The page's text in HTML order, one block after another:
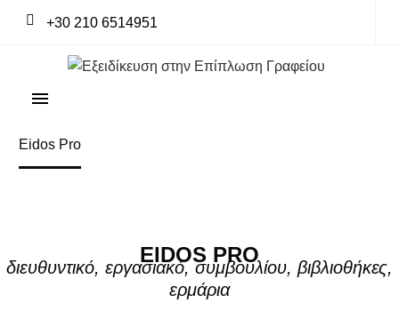
+30 210 6514951
Eidos Pro
EIDOS PRO
διευθυντικό, εργασιακό, συμβουλίου, βιβλιοθήκες,
ερμάρια